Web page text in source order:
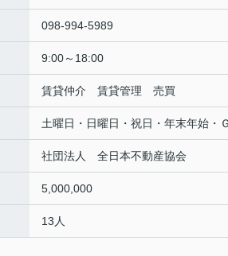
098-994-5989
9:00～18:00
賃貸仲介 賃貸管理 売買
土曜日・日曜日・祝日・年末年始・
社団法人 全日本不動産協会
5,000,000
13人